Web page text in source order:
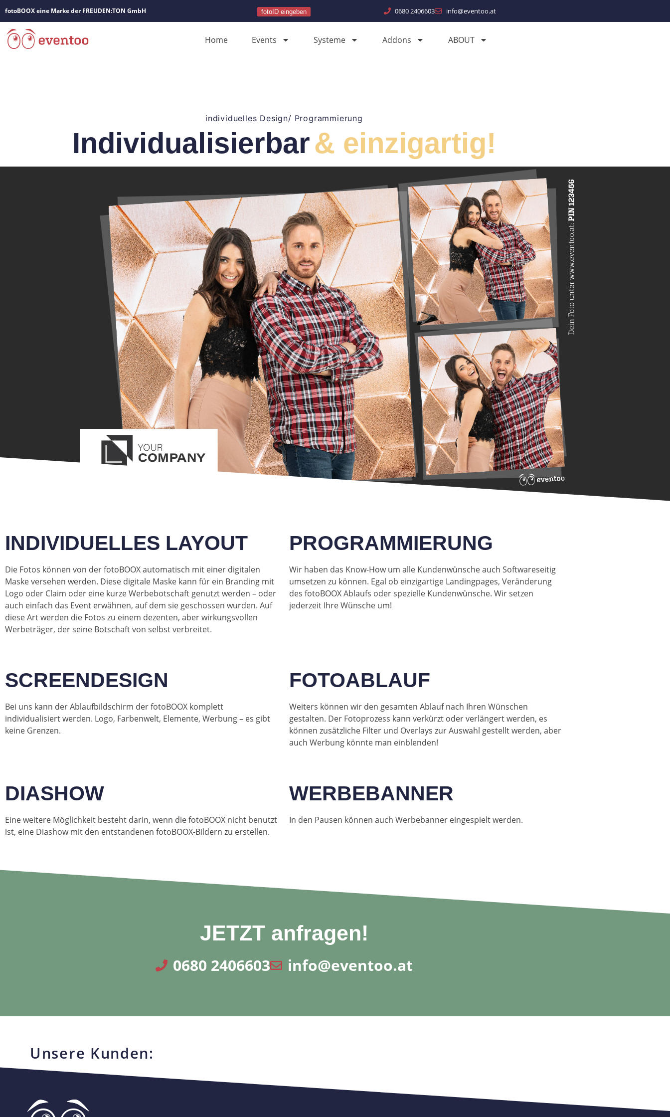
fotoBOOX eine Marke der FREUDEN:TON GmbH fotoID eingeben 0680 2406603 info@eventoo.at
Home Events Systeme Addons ABOUT
individuelles Design/ Programmierung
Individualisierbar& einzigartig!
INDIVIDUELLES LAYOUT
Die Fotos können von der fotoBOOX automatisch mit einer digitalen
Maske versehen werden. Diese digitale Maske kann für ein Branding mit
Logo oder Claim oder eine kurze Werbebotschaft genutzt werden – oder
auch einfach das Event erwähnen, auf dem sie geschossen wurden. Auf
diese Art werden die Fotos zu einem dezenten, aber wirkungsvollen
Werbeträger, der seine Botschaft von selbst verbreitet.
PROGRAMMIERUNG
Wir haben das Know-How um alle Kundenwünsche auch Softwareseitig
umsetzen zu können. Egal ob einzigartige Landingpages, Veränderung
des fotoBOOX Ablaufs oder spezielle Kundenwünsche. Wir setzen
jederzeit Ihre Wünsche um!
SCREENDESIGN
Bei uns kann der Ablaufbildschirm der fotoBOOX komplett
individualisiert werden. Logo, Farbenwelt, Elemente, Werbung – es gibt
keine Grenzen.
FOTOABLAUF
Weiters können wir den gesamten Ablauf nach Ihren Wünschen
gestalten. Der Fotoprozess kann verkürzt oder verlängert werden, es
können zusätzliche Filter und Overlays zur Auswahl gestellt werden, aber
auch Werbung könnte man einblenden!
DIASHOW
Eine weitere Möglichkeit besteht darin, wenn die fotoBOOX nicht benutzt
ist, eine Diashow mit den entstandenen fotoBOOX-Bildern zu erstellen.
WERBEBANNER
In den Pausen können auch Werbebanner eingespielt werden.
JETZT anfragen!
0680 2406603 info@eventoo.at
Unsere Kunden: